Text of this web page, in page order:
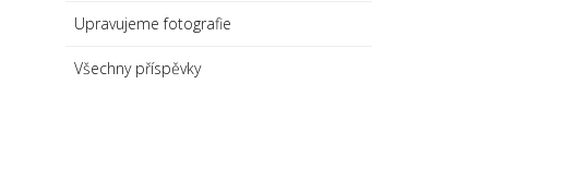
Upravujeme fotografie
Všechny příspěvky